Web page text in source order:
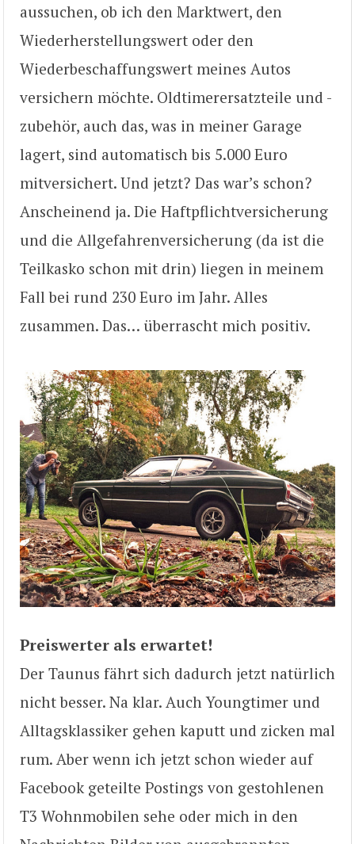
aussuchen, ob ich den Marktwert, den
Wiederherstellungswert oder den
Wiederbeschaffungswert meines Autos
versichern möchte. Oldtimerersatzteile und -
zubehör, auch das, was in meiner Garage
lagert, sind automatisch bis 5.000 Euro
mitversichert. Und jetzt? Das war’s schon?
Anscheinend ja. Die Haftpflichtversicherung
und die Allgefahrenversicherung (da ist die
Teilkasko schon mit drin) liegen in meinem
Fall bei rund 230 Euro im Jahr. Alles
zusammen. Das… überrascht mich positiv.
Preiswerter als erwartet!
Der Taunus fährt sich dadurch jetzt natürlich
nicht besser. Na klar. Auch Youngtimer und
Alltagsklassiker gehen kaputt und zicken mal
rum. Aber wenn ich jetzt schon wieder auf
Facebook geteilte Postings von gestohlenen
T3 Wohnmobilen sehe oder mich in den